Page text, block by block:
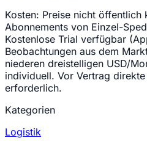
Kosten: Preise nicht öffentlich
Abonnements von Einzel-
Kostenlose Trial verfügbar
Beobachtungen aus dem
niederen dreistelligen USD/
individuell. Vor Vertrag
erforderlich.
Kategorien
Logistik